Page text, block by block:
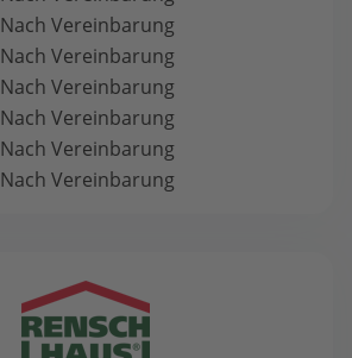
Nach Vereinbarung
Nach Vereinbarung
Nach Vereinbarung
Nach Vereinbarung
Nach Vereinbarung
Nach Vereinbarung